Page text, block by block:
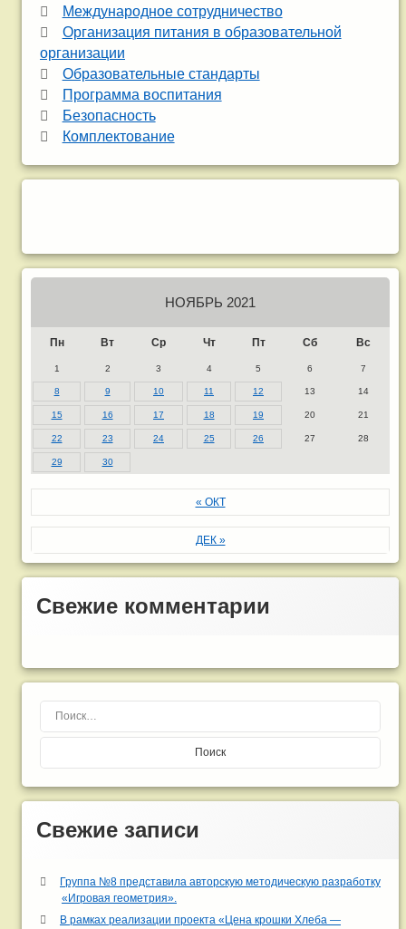
Международное сотрудничество
Организация питания в образовательной
организации
Образовательные стандарты
Программа воспитания
Безопасность
Комплектование
НОЯБРЬ 2021
Пн Вт Ср Чт Пт Сб Вс
1 2 3 4 5 6 7
8 9 10 11 12 13 14
15 16 17 18 19 20 21
22 23 24 25 26 27 28
29 30
« ОКТ
ДЕК »
Свежие комментарии
Свежие записи
Группа №8 представила авторскую методическую разработку
«Игровая геометрия».
В рамках реализации проекта «Цена крошки Хлеба —